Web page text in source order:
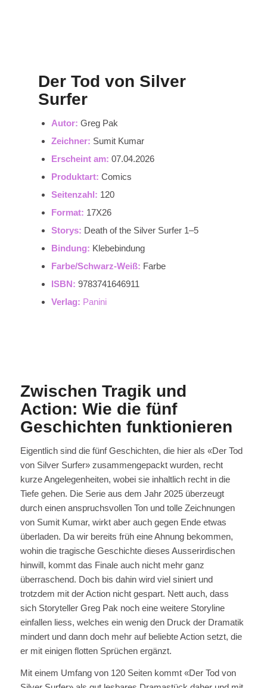
Der Tod von Silver
Surfer
Autor: Greg Pak
Zeichner: Sumit Kumar
Erscheint am: 07.04.2026
Produktart: Comics
Seitenzahl: 120
Format: 17X26
Storys: Death of the Silver Surfer 1–5
Bindung: Klebebindung
Farbe/Schwarz-Weiß: Farbe
ISBN: 9783741646911
Verlag: Panini
Zwischen Tragik und
Action: Wie die fünf
Geschichten funktionieren
Eigentlich sind die fünf Geschichten, die hier als «Der Tod
von Silver Surfer» zusammengepackt wurden, recht
kurze Angelegenheiten, wobei sie inhaltlich recht in die
Tiefe gehen. Die Serie aus dem Jahr 2025 überzeugt
durch einen anspruchsvollen Ton und tolle Zeichnungen
von Sumit Kumar, wirkt aber auch gegen Ende etwas
überladen. Da wir bereits früh eine Ahnung bekommen,
wohin die tragische Geschichte dieses Ausserirdischen
hinwill, kommt das Finale auch nicht mehr ganz
überraschend. Doch bis dahin wird viel siniert und
trotzdem mit der Action nicht gespart. Nett auch, dass
sich Storyteller Greg Pak noch eine weitere Storyline
einfallen liess, welches ein wenig den Druck der Dramatik
mindert und dann doch mehr auf beliebte Action setzt, die
er mit einigen flotten Sprüchen ergänzt.
Mit einem Umfang von 120 Seiten kommt «Der Tod von